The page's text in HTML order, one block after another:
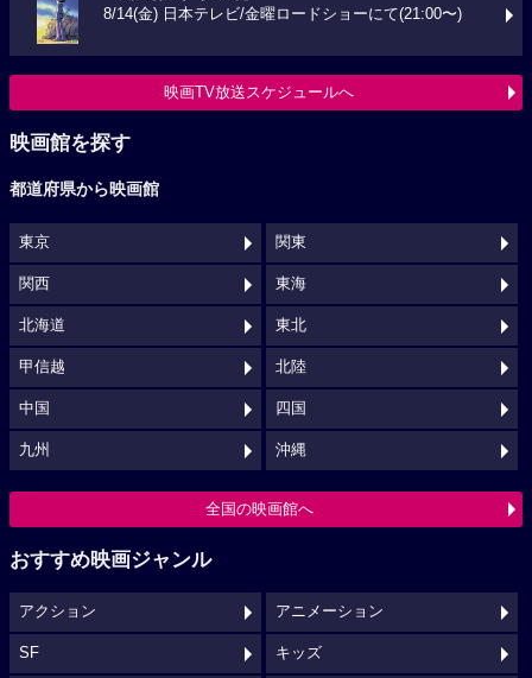
8/14(金) 日本テレビ/金曜ロードショーにて(21:00〜)
映画TV放送スケジュールへ
映画館を探す
都道府県から映画館
東京 関東
関西 東海
北海道 東北
甲信越 北陸
中国 四国
九州 沖縄
全国の映画館へ
おすすめ映画ジャンル
アクション アニメーション
SF キッズ